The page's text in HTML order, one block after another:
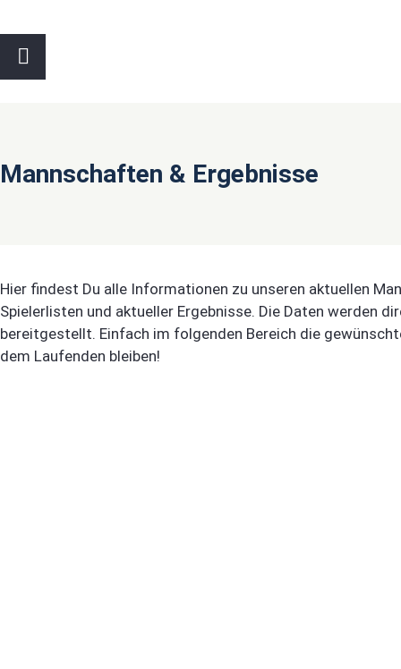
Mannschaften & Ergebnisse
Hier findest Du alle Informationen zu unseren aktuellen
Spielerlisten und aktueller Ergebnisse. Die Daten werden
bereitgestellt. Einfach im folgenden Bereich die
dem Laufenden bleiben!